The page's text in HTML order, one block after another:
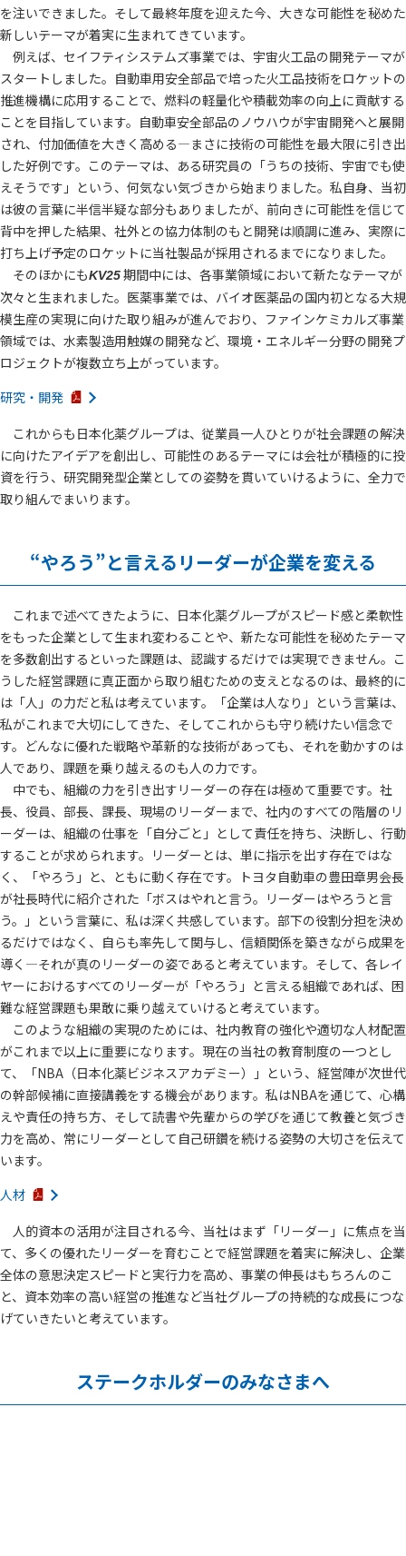
を注いできました。そして最終年度を迎えた今、大きな可能性を秘めた
新しいテーマが着実に生まれてきています。
例えば、セイフティシステムズ事業では、宇宙火工品の開発テーマが
スタートしました。自動車用安全部品で培った火工品技術をロケットの
推進機構に応用することで、燃料の軽量化や積載効率の向上に貢献する
ことを目指しています。自動車安全部品のノウハウが宇宙開発へと展開
され、付加価値を大きく高める―まさに技術の可能性を最大限に引き出
した好例です。このテーマは、ある研究員の「うちの技術、宇宙でも使
えそうです」という、何気ない気づきから始まりました。私自身、当初
は彼の言葉に半信半疑な部分もありましたが、前向きに可能性を信じて
背中を押した結果、社外との協力体制のもと開発は順調に進み、実際に
打ち上げ予定のロケットに当社製品が採用されるまでになりました。
そのほかにもKV25期間中には、各事業領域において新たなテーマが
次々と生まれました。医薬事業では、バイオ医薬品の国内初となる大規
模生産の実現に向けた取り組みが進んでおり、ファインケミカルズ事業
領域では、水素製造用触媒の開発など、環境・エネルギー分野の開発プ
ロジェクトが複数立ち上がっています。
研究・開発
これからも日本化薬グループは、従業員一人ひとりが社会課題の解決
に向けたアイデアを創出し、可能性のあるテーマには会社が積極的に投
資を行う、研究開発型企業としての姿勢を貫いていけるように、全力で
取り組んでまいります。
“やろう”と言えるリーダーが企業を変える
これまで述べてきたように、日本化薬グループがスピード感と柔軟性
をもった企業として生まれ変わることや、新たな可能性を秘めたテーマ
を多数創出するといった課題は、認識するだけでは実現できません。こ
うした経営課題に真正面から取り組むための支えとなるのは、最終的に
は「人」の力だと私は考えています。「企業は人なり」という言葉は、
私がこれまで大切にしてきた、そしてこれからも守り続けたい信念で
す。どんなに優れた戦略や革新的な技術があっても、それを動かすのは
人であり、課題を乗り越えるのも人の力です。
中でも、組織の力を引き出すリーダーの存在は極めて重要です。社
長、役員、部長、課長、現場のリーダーまで、社内のすべての階層のリ
ーダーは、組織の仕事を「自分ごと」として責任を持ち、決断し、行動
することが求められます。リーダーとは、単に指示を出す存在ではな
く、「やろう」と、ともに動く存在です。トヨタ自動車の豊田章男会長
が社長時代に紹介された「ボスはやれと言う。リーダーはやろうと言
う。」という言葉に、私は深く共感しています。部下の役割分担を決め
るだけではなく、自らも率先して関与し、信頼関係を築きながら成果を
導く—それが真のリーダーの姿であると考えています。そして、各レイ
ヤーにおけるすべてのリーダーが「やろう」と言える組織であれば、困
難な経営課題も果敢に乗り越えていけると考えています。
このような組織の実現のためには、社内教育の強化や適切な人材配置
がこれまで以上に重要になります。現在の当社の教育制度の一つとし
て、「NBA（日本化薬ビジネスアカデミー）」という、経営陣が次世代
の幹部候補に直接講義をする機会があります。私はNBAを通じて、心構
えや責任の持ち方、そして読書や先輩からの学びを通じて教養と気づき
力を高め、常にリーダーとして自己研鑽を続ける姿勢の大切さを伝えて
います。
人材
人的資本の活用が注目される今、当社はまず「リーダー」に焦点を当
て、多くの優れたリーダーを育むことで経営課題を着実に解決し、企業
全体の意思決定スピードと実行力を高め、事業の伸長はもちろんのこ
と、資本効率の高い経営の推進など当社グループの持続的な成長につな
げていきたいと考えています。
ステークホルダーのみなさまへ